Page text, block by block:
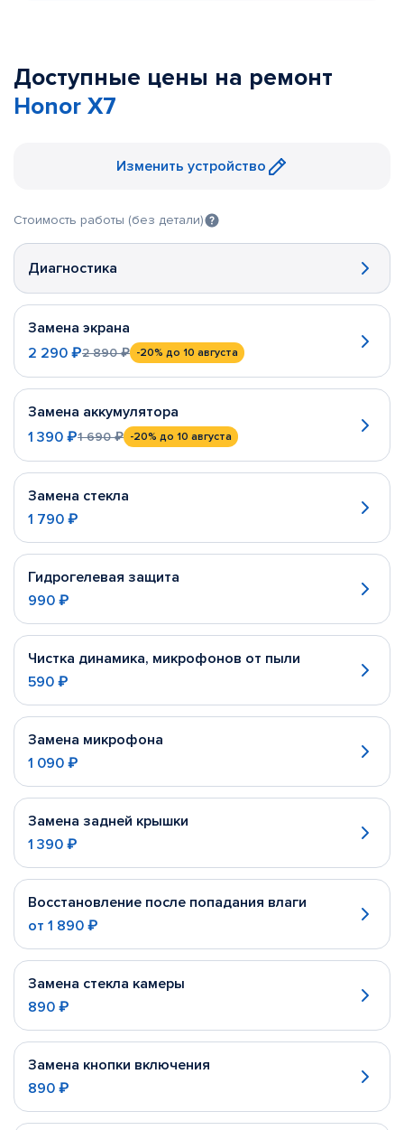
Доступные цены на ремонт
Honor X7
Изменить устройство
Стоимость работы (без детали)
Диагностика
Замена экрана
2 290 ₽2 890 ₽ -20% до 10 августа
Замена аккумулятора
1 390 ₽1 690 ₽ -20% до 10 августа
Замена стекла
1 790 ₽
Гидрогелевая защита
990 ₽
Чистка динамика, микрофонов от пыли
590 ₽
Замена микрофона
1 090 ₽
Замена задней крышки
1 390 ₽
Восстановление после попадания влаги
от 1 890 ₽
Замена стекла камеры
890 ₽
Замена кнопки включения
890 ₽